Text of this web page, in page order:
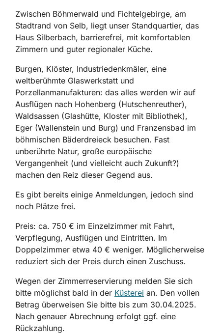
Zwischen Böhmerwald und Fichtelgebirge, am
Stadtrand von Selb, liegt unser Standquartier, das
Haus Silberbach, barrierefrei, mit komfortablen
Zimmern und guter regionaler Küche.
Burgen, Klöster, Industriedenkmäler, eine
weltberühmte Glaswerkstatt und
Porzellanmanufakturen: das alles werden wir auf
Ausflügen nach Hohenberg (Hutschenreuther),
Waldsassen (Glashütte, Kloster mit Bibliothek),
Eger (Wallenstein und Burg) und Franzensbad im
böhmischen Bäderdreieck besuchen. Fast
unberührte Natur, große europäische
Vergangenheit (und vielleicht auch Zukunft?)
machen den Reiz dieser Gegend aus.
Es gibt bereits einige Anmeldungen, jedoch sind
noch Plätze frei.
Preis: ca. 750 € im Einzelzimmer mit Fahrt,
Verpflegung, Ausflügen und Eintritten. Im
Doppelzimmer etwa 40 € weniger. Möglicherweise
reduziert sich der Preis durch einen Zuschuss.
Wegen der Zimmerreservierung melden Sie sich
bitte möglichst bald in der Küsterei an. Den vollen
Betrag überweisen Sie bitte bis zum 30.04.2025.
Nach genauer Abrechnung erfolgt ggf. eine
Rückzahlung.